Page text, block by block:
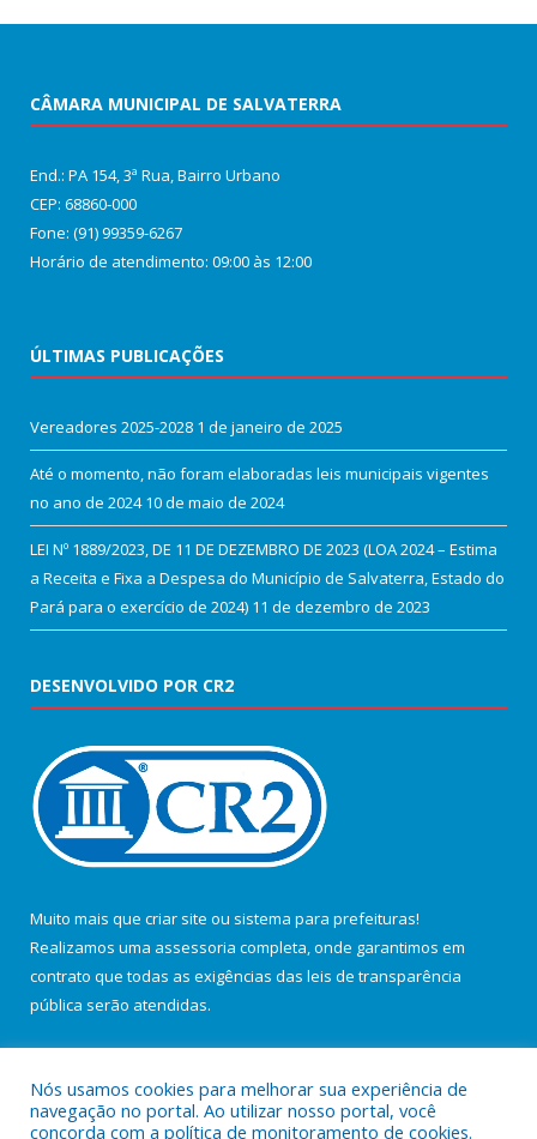
CÂMARA MUNICIPAL DE SALVATERRA
End.: PA 154, 3ª Rua, Bairro Urbano
CEP: 68860‑000
Fone: (91) 99359-6267
Horário de atendimento: 09:00 às 12:00
ÚLTIMAS PUBLICAÇÕES
Vereadores 2025-2028 1 de janeiro de 2025
Até o momento, não foram elaboradas leis municipais vigentes
no ano de 2024 10 de maio de 2024
LEI Nº 1889/2023, DE 11 DE DEZEMBRO DE 2023 (LOA 2024 – Estima
a Receita e Fixa a Despesa do Município de Salvaterra, Estado do
Pará para o exercício de 2024) 11 de dezembro de 2023
DESENVOLVIDO POR CR2
Muito mais que criar site ou sistema para prefeituras!
Realizamos uma assessoria completa, onde garantimos em
contrato que todas as exigências das leis de transparência
pública serão atendidas.
Nós usamos cookies para melhorar sua experiência de
navegação no portal. Ao utilizar nosso portal, você
concorda com a política de monitoramento de cookies.